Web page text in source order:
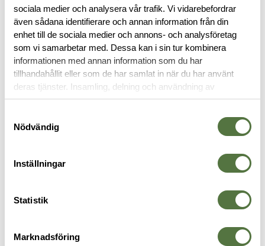
sociala medier och analysera vår trafik. Vi vidarebefordrar
även sådana identifierare och annan information från din
enhet till de sociala medier och annons- och analysföretag
som vi samarbetar med. Dessa kan i sin tur kombinera
informationen med annan information som du har
tillhandahållit eller som de har samlat in när du har använt
deras tjänster. Insamling, delning och användning av
personuppgifter kan användas för personalisering av
Nödvändig
Inställningar
Statistik
Marknadsföring
BESKRIVNING
RECENSIONER
OM VARUMÄRKET